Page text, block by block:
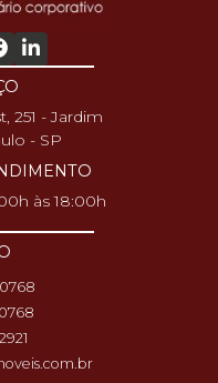
251 - Jardim
- SP
às 18:00h